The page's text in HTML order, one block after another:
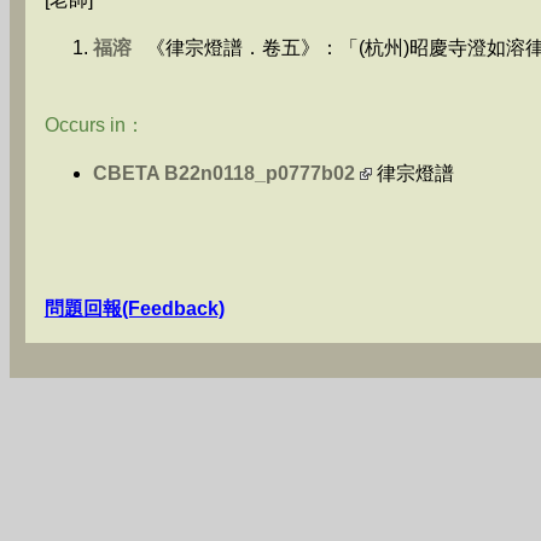
福溶《律宗燈譜．卷五》：「(杭州)昭慶寺澄如
Occurs in：
CBETA B22n0118_p0777b02 律宗燈譜
問題回報(Feedback)